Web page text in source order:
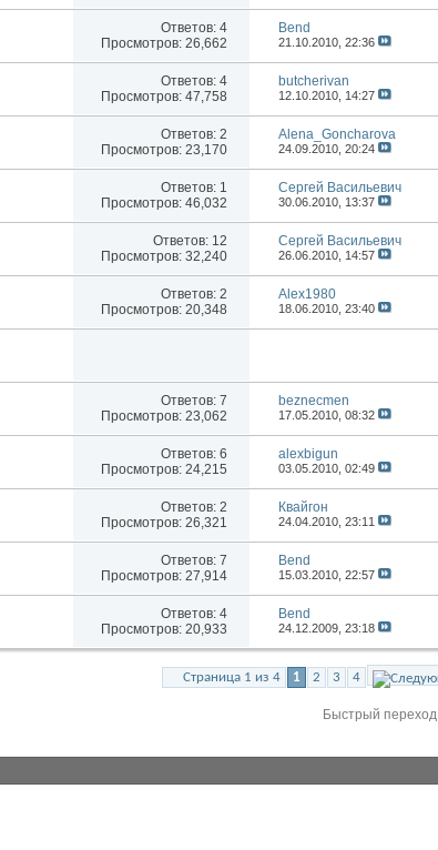
Ответов: 4
Просмотров: 26,662
Bend
21.10.2010,22:36
Ответов: 4
Просмотров: 47,758
butcherivan
12.10.2010, 14:27
Ответов: 2
Просмотров: 23,170
Alena_Goncharova
24.09.2010,20:24
Ответов: 1
Просмотров: 46,032
Сергей Васильевич
30.06.2010, 13:37
Ответов: 12
Просмотров: 32,240
Сергей Васильевич
26.06.2010, 14:57
Ответов: 2
Просмотров: 20,348
Alex1980
18.06.2010,23:40
Ответов: 7
Просмотров: 23,062
beznecmen
17.05.2010,08:32
Ответов: 6
Просмотров: 24,215
alexbigun
03.05.2010,02:49
Ответов: 2
Просмотров: 26,321
Квайгон
24.04.2010,23:11
Ответов: 7
Просмотров: 27,914
Bend
15.03.2010,22:57
Ответов: 4
Просмотров: 20,933
Bend
24.12.2009,23:18
Страница 1 из 4 1 2 3 4
Быстрый переход